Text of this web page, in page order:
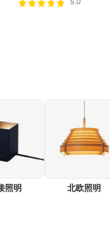
照明 北欧照明